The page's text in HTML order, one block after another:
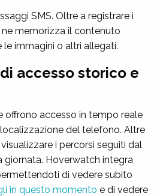
SMS. Oltre a registrare i
memorizza il contenuto
immagini o altri allegati.
accesso storico e
offrono accesso in tempo reale
del telefono. Altre
i percorsi seguiti dal
Hoverwatch integra
di vedere subito
in questo momento e di vedere